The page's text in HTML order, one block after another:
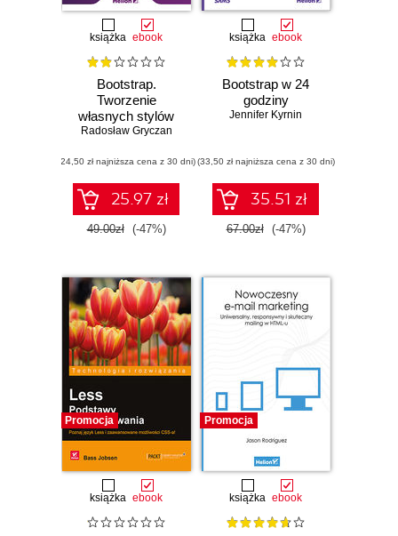
książka ebook
Bootstrap.
Tworzenie
własnych stylów
graficznych
Radosław Gryczan
(24,50 zł najniższa cena z 30 dni)
25.97 zł
49.00zł (-47%)
książka ebook
Bootstrap w 24
godziny
Jennifer Kyrnin
(33,50 zł najniższa cena z 30 dni)
35.51 zł
67.00zł (-47%)
Promocja
książka ebook
Promocja
książka ebook